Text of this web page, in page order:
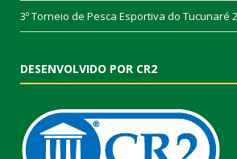
3º Torneio de Pesca Esportiva do Tucunaré
DESENVOLVIDO POR CR2